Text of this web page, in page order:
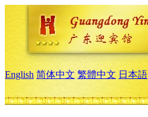
English 简体中文 繁體中文 日本語